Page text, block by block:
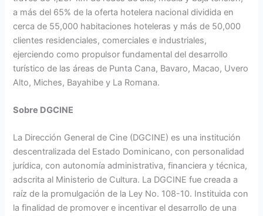
a más del 65% de la oferta hotelera nacional dividida en
cerca de 55,000 habitaciones hoteleras y más de 50,000
clientes residenciales, comerciales e industriales,
ejerciendo como propulsor fundamental del desarrollo
turístico de las áreas de Punta Cana, Bavaro, Macao, Uvero
Alto, Miches, Bayahibe y La Romana.
Sobre DGCINE
La Dirección General de Cine (DGCINE) es una institución
descentralizada del Estado Dominicano, con personalidad
jurídica, con autonomía administrativa, financiera y técnica,
adscrita al Ministerio de Cultura. La DGCINE fue creada a
raíz de la promulgación de la Ley No. 108-10. Instituida con
la finalidad de promover e incentivar el desarrollo de una